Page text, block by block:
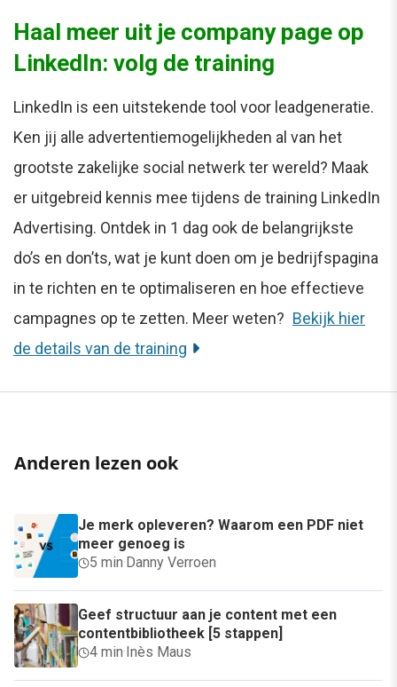
Haal meer uit je company page op
LinkedIn: volg de training
LinkedIn is een uitstekende tool voor leadgeneratie.
Ken jij alle advertentiemogelijkheden al van het
grootste zakelijke social netwerk ter wereld? Maak
er uitgebreid kennis mee tijdens de training LinkedIn
Advertising. Ontdek in 1 dag ook de belangrijkste
do’s en don’ts, wat je kunt doen om je bedrijfspagina
in te richten en te optimaliseren en hoe effectieve
campagnes op te zetten. Meer weten? Bekijk hier
de details van de training
Anderen lezen ook
Je merk opleveren? Waarom een PDF niet
meer genoeg is
5 min· Danny Verroen
Geef structuur aan je content met een
contentbibliotheek [5 stappen]
4 min· Inès Maus